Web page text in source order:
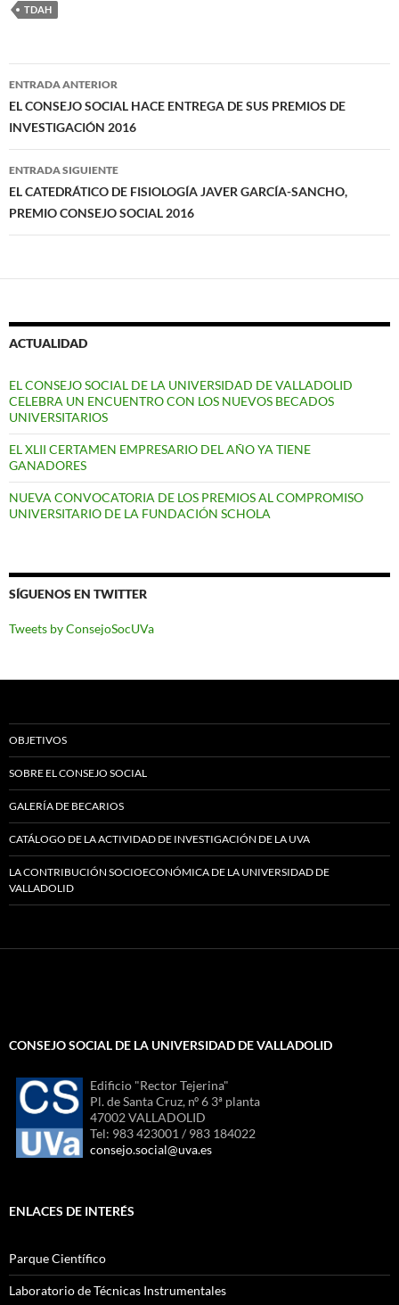
TDAH
Navegación
de
entradas
ENTRADA ANTERIOR
EL CONSEJO SOCIAL HACE ENTREGA DE SUS PREMIOS DE
INVESTIGACIÓN 2016
ENTRADA SIGUIENTE
EL CATEDRÁTICO DE FISIOLOGÍA JAVER GARCÍA-SANCHO,
PREMIO CONSEJO SOCIAL 2016
ACTUALIDAD
EL CONSEJO SOCIAL DE LA UNIVERSIDAD DE VALLADOLID
CELEBRA UN ENCUENTRO CON LOS NUEVOS BECADOS
UNIVERSITARIOS
EL XLII CERTAMEN EMPRESARIO DEL AÑO YA TIENE
GANADORES
NUEVA CONVOCATORIA DE LOS PREMIOS AL COMPROMISO
UNIVERSITARIO DE LA FUNDACIÓN SCHOLA
SÍGUENOS EN TWITTER
Tweets by ConsejoSocUVa
OBJETIVOS
SOBRE EL CONSEJO SOCIAL
GALERÍA DE BECARIOS
CATÁLOGO DE LA ACTIVIDAD DE INVESTIGACIÓN DE LA UVA
LA CONTRIBUCIÓN SOCIOECONÓMICA DE LA UNIVERSIDAD DE
VALLADOLID
CONSEJO SOCIAL DE LA UNIVERSIDAD DE VALLADOLID
Edificio "Rector Tejerina"
Pl. de Santa Cruz, nº 6 3ª planta
47002 VALLADOLID
Tel: 983 423001 / 983 184022
consejo.social@uva.es
ENLACES DE INTERÉS
Parque Científico
Laboratorio de Técnicas Instrumentales